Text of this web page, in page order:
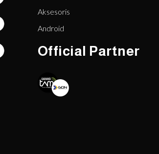
Aksesoris
Android
Official Partner